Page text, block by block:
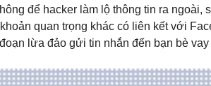
để hacker làm lộ thông tin ra ngoài,
quan trọng khác có liên kết với
lừa đảo gửi tin nhắn đến bạn bè vay